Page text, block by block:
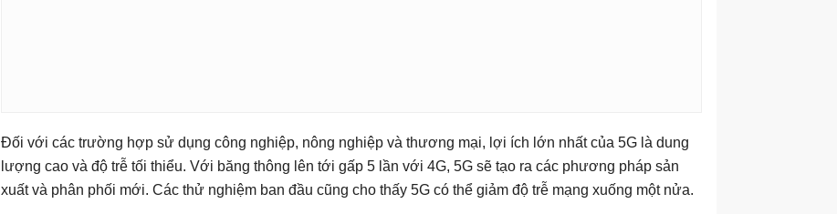
Đối với các trường hợp sử dụng công nghiệp, nông nghiệp và thương mại, lợi ích lớn nhất của 5G là dung
lượng cao và độ trễ tối thiểu. Với băng thông lên tới gấp 5 lần với 4G, 5G sẽ tạo ra các phương pháp sản
xuất và phân phối mới. Các thử nghiệm ban đầu cũng cho thấy 5G có thể giảm độ trễ mạng xuống một nửa.